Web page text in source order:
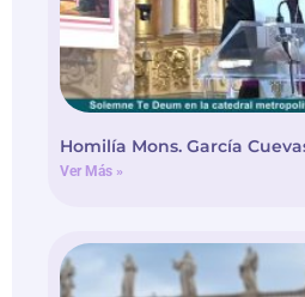
Homilía Mons. García
Ver Más »